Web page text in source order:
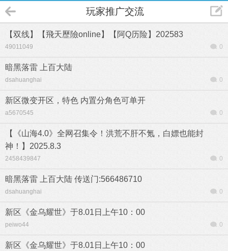
玩家推广交流
【双线】【飛天歷險online】【阿Q历险】202583
49011049 0
暗黑落雷 上百大陆
dsahuanghai 0
新区微变开区，特色 内置分角色可单开
a5670545 0
【《山海4.0》全网召集令！洪荒不肝不氪，白嫖也能封
神！】2025.8.3
2458439847 0
暗黑落雷 上百大陆 传送门:566486710
dsahuanghai 0
新区《金乌耀世》于8.01日上午10：00
peiwo44 0
新区《金乌耀世》于8.01日上午10：00